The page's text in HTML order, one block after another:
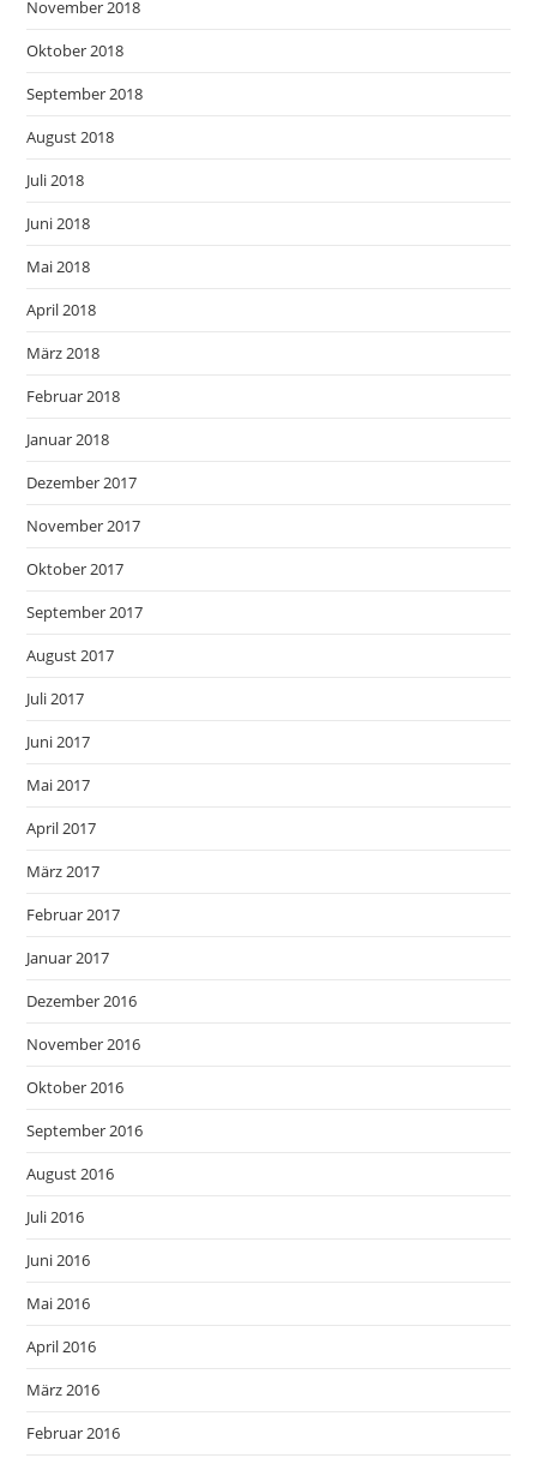
November 2018
Oktober 2018
September 2018
August 2018
Juli 2018
Juni 2018
Mai 2018
April 2018
März 2018
Februar 2018
Januar 2018
Dezember 2017
November 2017
Oktober 2017
September 2017
August 2017
Juli 2017
Juni 2017
Mai 2017
April 2017
März 2017
Februar 2017
Januar 2017
Dezember 2016
November 2016
Oktober 2016
September 2016
August 2016
Juli 2016
Juni 2016
Mai 2016
April 2016
März 2016
Februar 2016